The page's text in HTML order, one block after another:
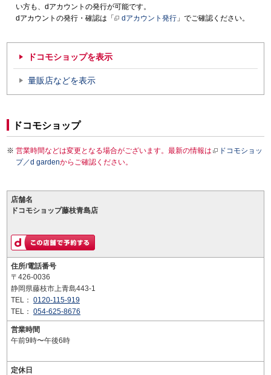
い方も、dアカウントの発行が可能です。
dアカウントの発行・確認は「
dアカウント発行 」でご確認ください。
ドコモショップを表示
量販店などを表示
ドコモショップ
営業時間などは変更となる場合がございます。最新の情報は
ドコモショッ
プ／d gardenからご確認ください。
店舗名
ドコモショップ藤枝青島店
住所/電話番号
〒426-0036
静岡県藤枝市上青島443-1
TEL： 0120-115-919
TEL： 054-625-8676
営業時間
午前9時〜午後6時
定休日